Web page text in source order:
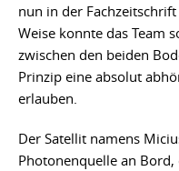
nun in der Fachzeitschrift
Weise konnte das Team
zwischen den beiden
Prinzip eine absolut
erlauben.
Der Satellit namens
Photonenquelle an